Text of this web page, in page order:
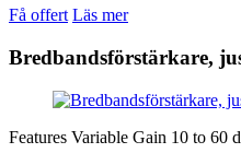
Få offert Läs mer
Bredbandsförstärkare,
Features Variable Gain 10 to